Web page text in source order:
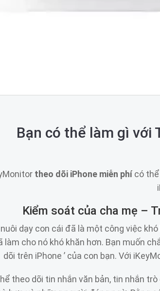
Bạn có thể làm gì với
theo dõi iPhone miễn phícó thể
Kiểm soát của cha mẹ –
dạy con cái đã là một công việc
làm cho nó khó khăn hơn. Bạn muốn
dõi trên iPhone ’ của con bạn. Với
theo dõi tin nhắn văn bản, tin nhắn